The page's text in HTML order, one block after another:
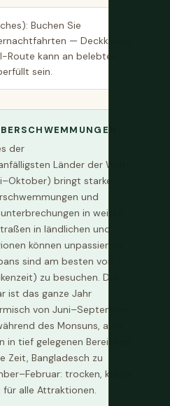
Buchen Sie
— Deckklasse
Route kann an belebten
sein.
der
Länder der Welt.
bringt starke
und
in weiten
in ländlichen und
können unpassierbar
sind am besten von
zu besuchen. Der
ist das ganze Jahr
von Juni–September.
des Monsuns, aber
tief gelegenen Bereichen
Zeit, Bangladesch zu
trocken, kühler
alle Attraktionen.